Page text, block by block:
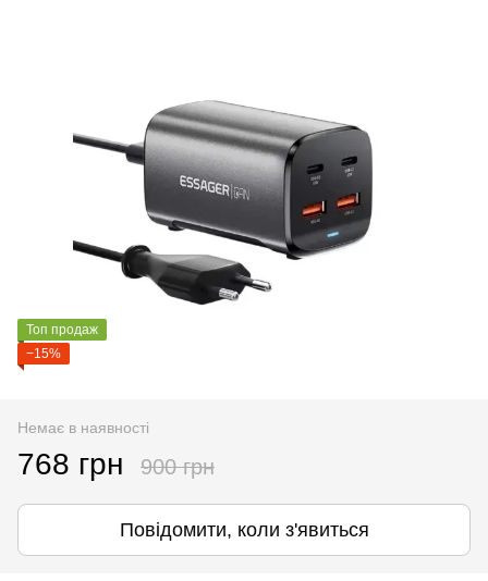
Топ продаж
−15%
Немає в наявності
768 грн 900 грн
Повідомити, коли з'явиться